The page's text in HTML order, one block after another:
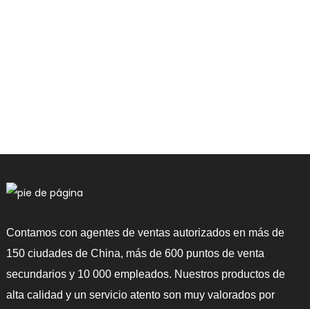
Contamos con agentes de ventas autorizados en más de
150 ciudades de China, más de 600 puntos de venta
secundarios y 10 000 empleados. Nuestros productos de
alta calidad y un servicio atento son muy valorados por